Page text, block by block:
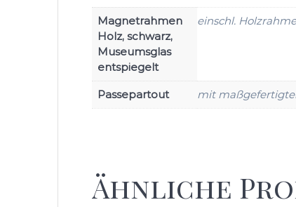
Magnetrahmen
Holz, schwarz,
Museumsglas
entspiegelt
einschl.
Passepartout mit
Ähnliche